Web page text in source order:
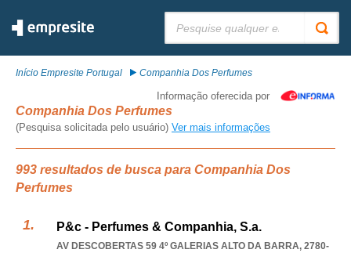
Início Empresite Portugal Companhia Dos Perfumes
Informação oferecida por
Companhia Dos Perfumes
(Pesquisa solicitada pelo usuário) Ver mais informações
993 resultados de busca para Companhia Dos
Perfumes
P&c - Perfumes & Companhia, S.a.
AV DESCOBERTAS 59 4º GALERIAS ALTO DA BARRA, 2780-